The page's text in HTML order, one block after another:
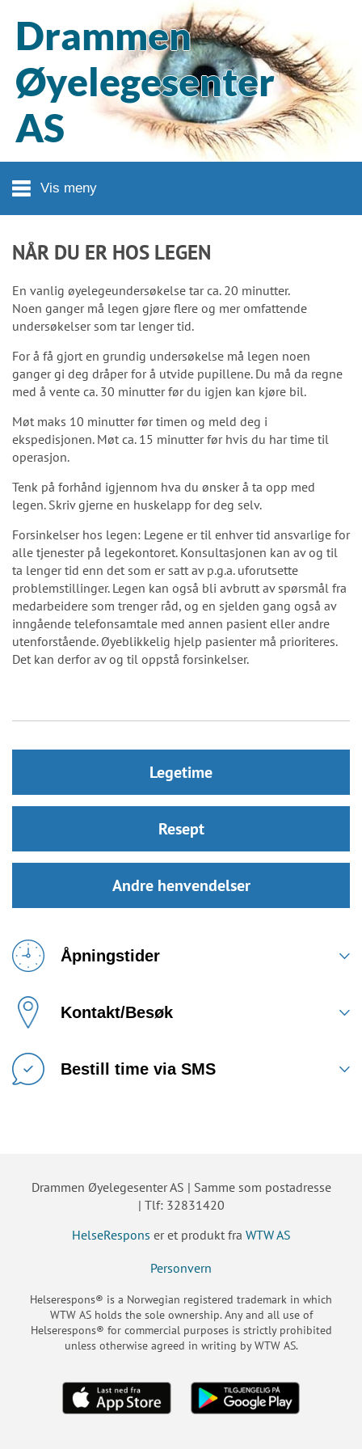
Drammen
Øyelegesenter
AS
Vis meny
Legetime
Resept
Andre henvendelser
Åpningstider
Kontakt/Besøk
Bestill time via SMS
NÅR DU ER HOS LEGEN
En vanlig øyelegeundersøkelse tar ca. 20 minutter.
Noen ganger må legen gjøre flere og mer omfattende
undersøkelser som tar lenger tid.
For å få gjort en grundig undersøkelse må legen noen
ganger gi deg dråper for å utvide pupillene. Du må da regne
med å vente ca. 30 minutter før du igjen kan kjøre bil.
Møt maks 10 minutter før timen og meld deg i
ekspedisjonen. Møt ca. 15 minutter før hvis du har time til
operasjon.
Tenk på forhånd igjennom hva du ønsker å ta opp med
legen. Skriv gjerne en huskelapp for deg selv.
Forsinkelser hos legen: Legene er til enhver tid ansvarlige for
alle tjenester på legekontoret. Konsultasjonen kan av og til
ta lenger tid enn det som er satt av p.g.a. uforutsette
problemstillinger. Legen kan også bli avbrutt av spørsmål fra
medarbeidere som trenger råd, og en sjelden gang også av
inngående telefonsamtale med annen pasient eller andre
utenforstående. Øyeblikkelig hjelp pasienter må prioriteres.
Det kan derfor av og til oppstå forsinkelser.
Drammen Øyelegesenter AS | Samme som postadresse
| Tlf: 32831420
HelseRespons er et produkt fra WTW AS
Personvern
Helserespons® is a Norwegian registered trademark in which
WTW AS holds the sole ownership. Any and all use of
Helserespons® for commercial purposes is strictly prohibited
unless otherwise agreed in writing by WTW AS.